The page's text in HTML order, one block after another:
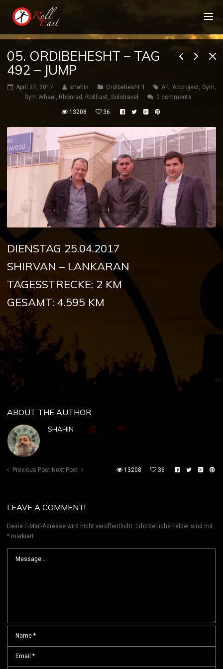
05. ORDIBEHESHT – TAG
492 – JUMP
April 27, 2017 shahin Ordibehesht II Art, Artproject, Gym,
Gym Wheel , Rhönrad , RollEast, Solotravel 0 comments
13208 36
DIENSTAG 25.04.2017
SHIRVAN – LANKARAN
TAGESSTRECKE: 2 KM
GESAMT: 4.595 KM
ABOUT THE AUTHOR
SHAHIN
Previous Post Next Post 13208 36
LEAVE A COMMENT!
Deine E-Mail-Adresse wird nicht veröffentlicht. Erforderliche Felder sind mit
* markiert